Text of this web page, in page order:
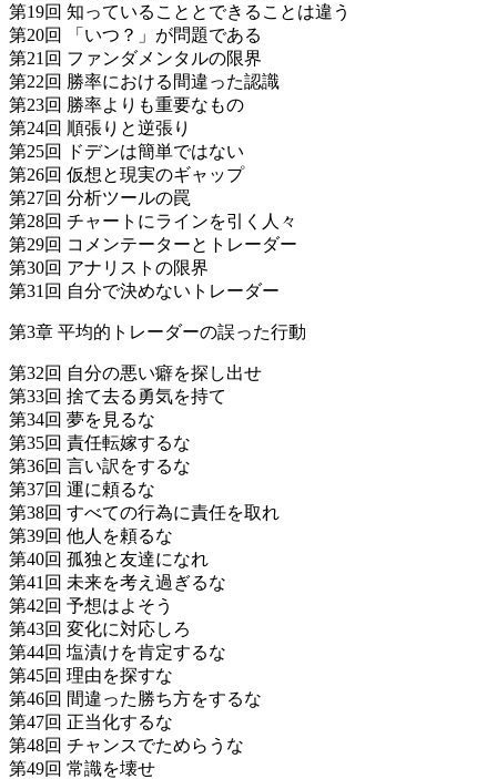
第19回 知っていることとできることは違う
第20回 「いつ？」が問題である
第21回 ファンダメンタルの限界
第22回 勝率における間違った認識
第23回 勝率よりも重要なもの
第24回 順張りと逆張り
第25回 ドデンは簡単ではない
第26回 仮想と現実のギャップ
第27回 分析ツールの罠
第28回 チャートにラインを引く人々
第29回 コメンテーターとトレーダー
第30回 アナリストの限界
第31回 自分で決めないトレーダー
第3章 平均的トレーダーの誤った行動
第32回 自分の悪い癖を探し出せ
第33回 捨て去る勇気を持て
第34回 夢を見るな
第35回 責任転嫁するな
第36回 言い訳をするな
第37回 運に頼るな
第38回 すべての行為に責任を取れ
第39回 他人を頼るな
第40回 孤独と友達になれ
第41回 未来を考え過ぎるな
第42回 予想はよそう
第43回 変化に対応しろ
第44回 塩漬けを肯定するな
第45回 理由を探すな
第46回 間違った勝ち方をするな
第47回 正当化するな
第48回 チャンスでためらうな
第49回 常識を壊せ